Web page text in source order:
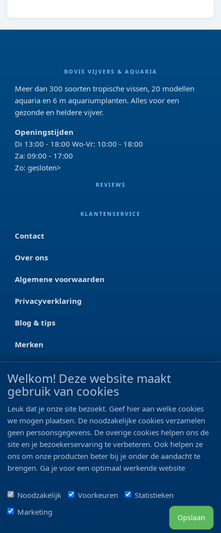
BOVIS VIJVERS & AQUARIA
Meer dan 300 soorten tropische vissen, 20 modellen
aquaria en 6 m aquariumplanten. Alles voor een
gezonde en heldere vijver.
Openingstijden
Di 13:00 - 18:00 Wo-Vr: 10:00 - 18:00
Za: 09:00 - 17:00
Zo: gesloten>
REVIEWS
KLANTENSERVICE
Contact
Over ons
Algemene voorwaarden
Privacyverklaring
Blog & tips
Merken
CONTACT
Ootmarsumseweg 125a
0546 - 622 990
06 - 11 19 81 42
info@bo-vis.nl
Welkom! Deze website maakt
gebruik van cookies
Leuk dat je onze site bezoekt. Geef hier aan welke cookies
we mogen plaatsen. De noodzakelijke cookies verzamelen
geen persoonsgegevens. De overige cookies helpen ons de
site en je bezoekerservaring te verbeteren. Ook helpen ze
ons om onze producten beter bij je onder de aandacht te
brengen. Ga je voor een optimaal werkende website
Noodzakelijk
Voorkeuren
Statistieken
Marketing
Opslaan